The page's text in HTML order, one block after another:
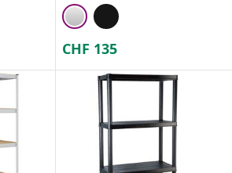
CHF 135